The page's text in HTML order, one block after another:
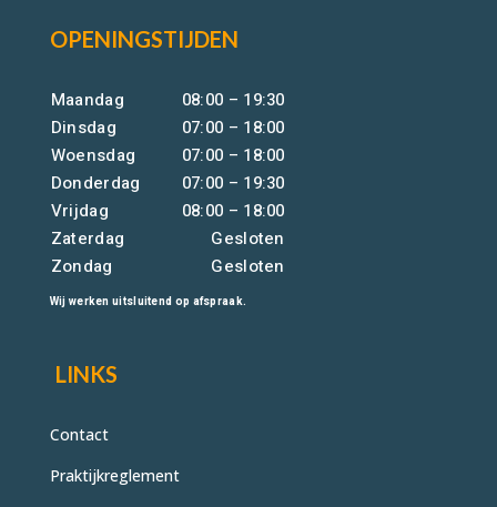
OPENINGSTIJDEN
Maandag
08:00 – 19:30
Dinsdag
07:00 – 18:00
Woensdag
07:00 – 18:00
Donderdag
07:00 – 19:30
Vrijdag
08:00 – 18:00
Zaterdag
Gesloten
Zondag
Gesloten
Wij werken uitsluitend op afspraak.
LINKS
Contact
Praktijkreglement